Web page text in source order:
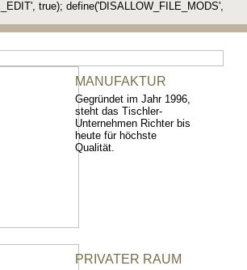
true); define('DISALLOW_FILE_MODS',
MANUFAKTUR
Gegründet im Jahr 1996,
steht das Tischler-
Unternehmen Richter bis
heute für höchste
Qualität.
PRIVATER RAUM